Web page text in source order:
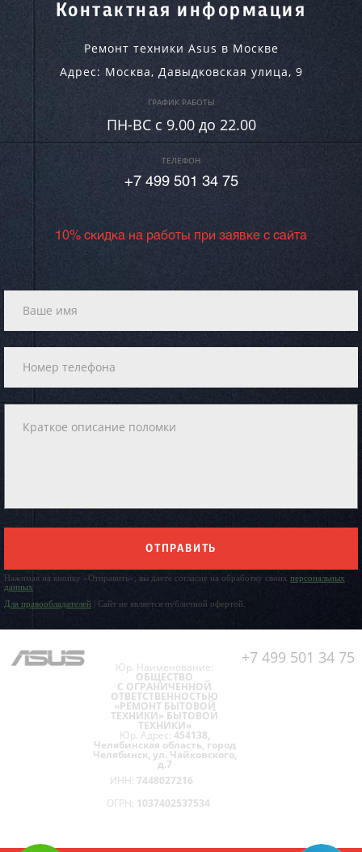
Контактная информация
Ремонт техники Asus в Москве
Адрес: Москва, Давыдковская улица, 9
ГРАФИК РАБОТЫ
ПН-ВC c 9.00 до 22.00
ТЕЛЕФОН
+7 499 501 34 75
10% скидка на работы при заявке с сайта
ОТПРАВИТЬ
Нажимая на кнопку «Отправить», вы даете согласие на обработку своих персональных
данных
Для правообладателей | Сайт не является публичной офертой.
+7 499 501 34 75
Юр. Наименование:
ОБЩЕСТВО
С ОГРАНИЧЕННОЙ
ОТВЕТСТВЕННОСТЬЮ
«РЕМОНТ БЫТОВОЙ
ТЕХНИКИ» БЫТОВОЙ
ТЕХНИКИ»
Юр. Адрес: 454138,
Челябинская область, город
Челябинск, ул. Чайковского,
д.7
ИНН: 7448027216
ОГРН: 1037402537534